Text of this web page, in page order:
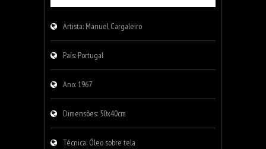
Artista: Manuel Cargaleiro
País: Portugal
Ano: 1967
Dimensões: 50x40cm
Técnica: Óleo sobre tela